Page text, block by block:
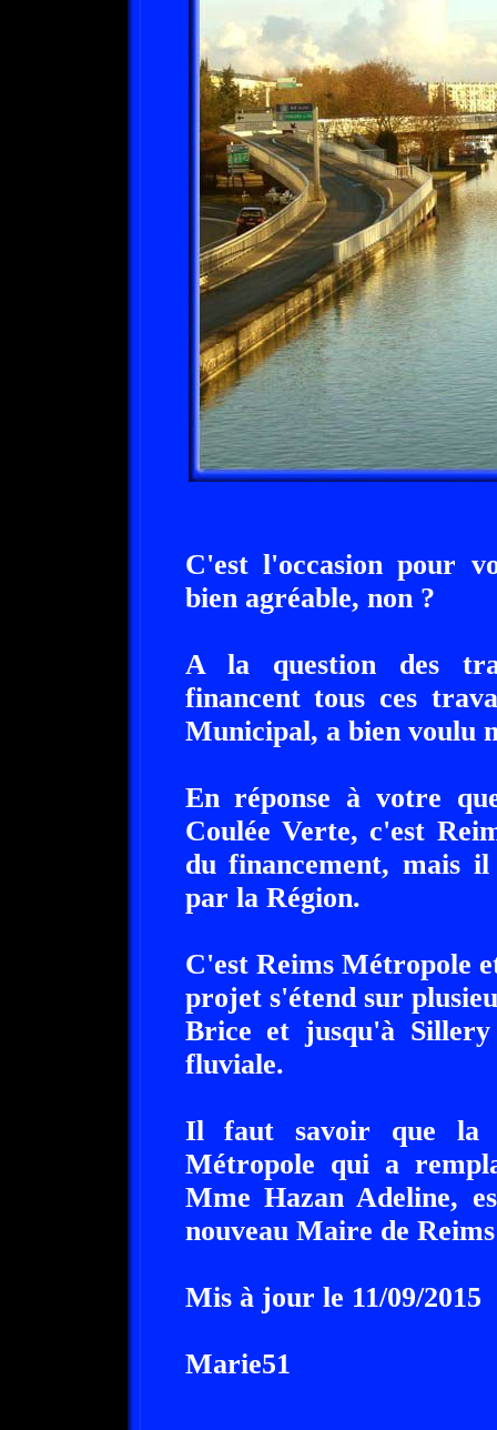
C'est l'occasion pour
bien agréable, non ?
A la question des
financent tous ces
Municipal, a bien voulu
En réponse à votre
Coulée Verte, c'est
du financement, mais
par la Région.
C'est Reims Métropole
projet s'étend sur
Brice et jusqu'à
fluviale.
Il faut savoir que la
Métropole qui a
Mme Hazan Adeline,
nouveau Maire de
Mis à jour le 11/09/2015
Marie51